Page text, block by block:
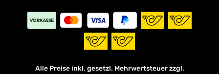
Alle Preise inkl. gesetzl. Mehrwertsteuer zzgl.